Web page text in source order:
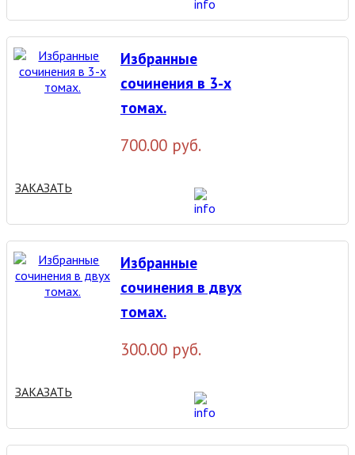
Избранные
сочинения в 3-х
томах.
700.00 руб.
ЗАКАЗАТЬ
Избранные
сочинения в двух
томах.
300.00 руб.
ЗАКАЗАТЬ